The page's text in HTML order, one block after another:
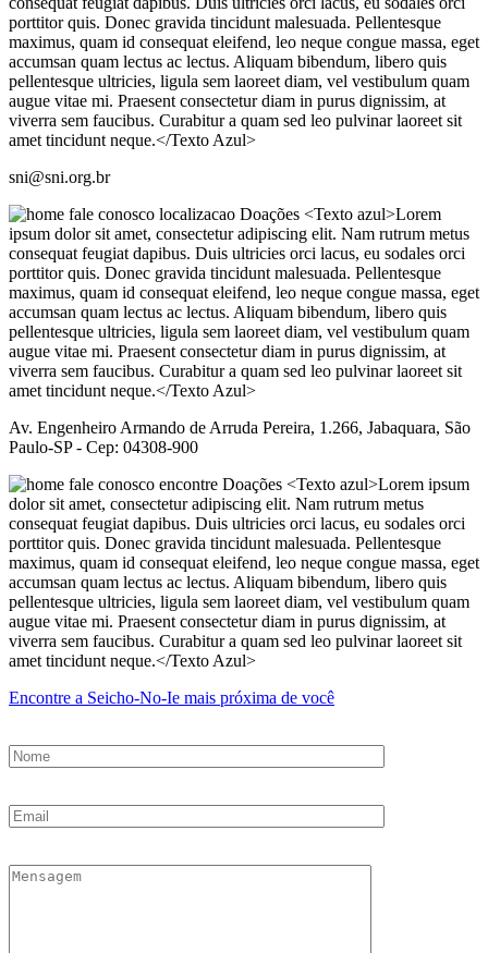
sni@sni.org.br
Av. Engenheiro Armando de Arruda Pereira, 1.266, Jabaquara, São
Paulo-SP - Cep: 04308-900
Encontre a Seicho-No-Ie mais próxima de você